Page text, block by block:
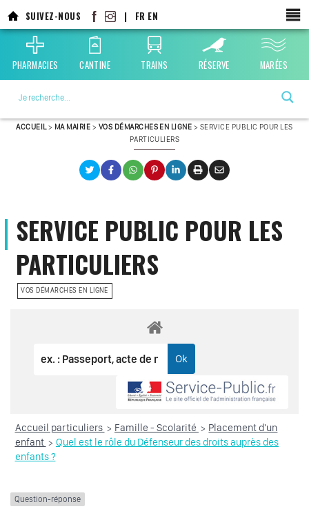
SUIVEZ-NOUS | FR EN
PHARMACIES CANTINE TRAINS RÉSERVE MARÉES
ACCUEIL> MA MAIRIE > VOS DÉMARCHES EN LIGNE > SERVICE PUBLIC POUR LES
PARTICULIERS
SERVICE PUBLIC POUR LES
PARTICULIERS
VOS DÉMARCHES EN LIGNE
Accueil particuliers > Famille - Scolarité > Placement d'un
enfant > Quel est le rôle du Défenseur des droits auprès des
enfants ?
Question-réponse